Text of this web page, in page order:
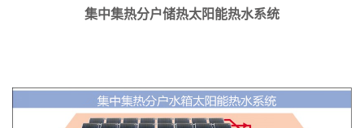
集中集热分户储热太阳能热水系统